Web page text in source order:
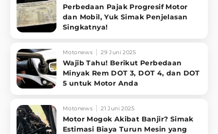
Perbedaan Pajak Progresif Motor
dan Mobil, Yuk Simak Penjelasan
Singkatnya!
Motonews 29 Juni 2025
Wajib Tahu! Berikut Perbedaan
Minyak Rem DOT 3, DOT 4, dan DOT
5 untuk Motor Anda
Motonews 21 Juni 2025
Motor Mogok Akibat Banjir? Simak
Estimasi Biaya Turun Mesin yang